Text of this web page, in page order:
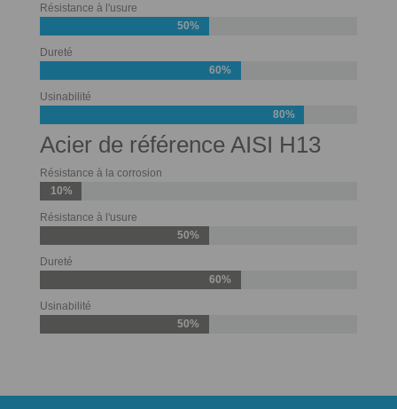
Résistance à l'usure
50%
Dureté
60%
Usinabilité
80%
Acier de référence AISI H13
Résistance à la corrosion
10%
Résistance à l'usure
50%
Dureté
60%
Usinabilité
50%